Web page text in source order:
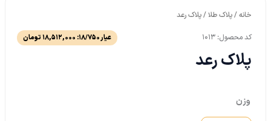
خانه/پلاک طلا/ پلاک رعد
عیار 18/750: 18,512,000تومان کد محصول: 1013
پلاک رعد
وزن